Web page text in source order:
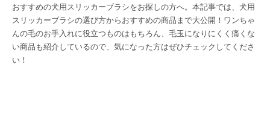
おすすめの犬用スリッカーブラシをお探しの方へ。本記事では、犬用
スリッカーブラシの選び方からおすすめの商品まで大公開！ワンちゃ
んの毛のお手入れに役立つものはもちろん、毛玉になりにくく痛くな
い商品も紹介しているので、気になった方はぜひチェックしてくださ
い！